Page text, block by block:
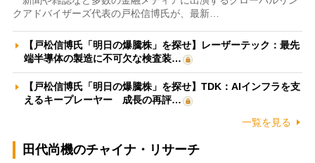
クアドバイザーズ代表の戸松信博氏が、最新…
【戸松信博氏「明日の爆騰株」を探せ】レーザーテック：最先
端半導体の製造に不可欠な検査装…
【戸松信博氏「明日の爆騰株」を探せ】TDK：AIインフラを支
えるキープレーヤー 成長の再評…
一覧を見る
田代尚機のチャイナ・リサーチ